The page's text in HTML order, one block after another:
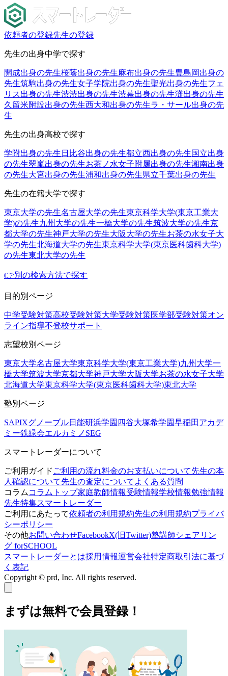
依頼者の登録先生の登録
先生の出身中学で探す
開成出身の先生桜蔭出身の先生麻布出身の先生豊島岡出身の
先生筑駒出身の先生女子学院出身の先生聖光出身の先生フェ
リス出身の先生渋渋出身の先生渋幕出身の先生灘出身の先生
久留米附設出身の先生西大和出身の先生ラ・サール出身の先
生
先生の出身高校で探す
学附出身の先生 日比谷出身の先生都立西出身の先生国立出身
の先生翠嵐出身の先生お茶ノ水女子附属出身の先生湘南出身
の先生大宮出身の先生浦和出身の先生県立千葉出身の先生
先生の在籍大学で探す
東京大学の先生名古屋大学の先生東京科学大学(東京工業大
学)の先生九州大学の先生一橋大学の先生筑波大学の先生京
都大学の先生神戸大学の先生大阪大学の先生お茶の水女子大
学の先生北海道大学の先生東京科学大学(東京医科歯科大学)
の先生東北大学の先生
👉別の検索方法で探す
目的別ページ
中学受験対策高校受験対策大学受験対策医学部受験対策オン
ライン指導不登校サポート
志望校別ページ
東京大学名古屋大学東京科学大学(東京工業大学)九州大学一
橋大学筑波大学京都大学神戸大学大阪大学お茶の水女子大学
北海道大学東京科学大学(東京医科歯科大学)東北大学
塾別ページ
SAPIXグノーブル日能研浜学園 四谷大塚希学園早稲田アカデ
ミー鉄緑会エルカミノ SEG
スマートレーダーについて
ご利用ガイド ご利用の流れ料金のお支払いについて先生の本
人確認について先生の査定について よくある質問
コラム コラムトップ家庭教師情報受験情報学校情報勉強情報
先生特集スマートレーダー
ご利用にあたって依頼者の利用規約先生の利用規約プライバ
シーポリシー
その他お問い合わせFacebookX(旧Twitter)塾講師シェアリン
グ forSCHOOL
スマートレーダーとは採用情報運営会社特定商取引法に基づ
く表記
Copyright © prd, Inc. All rights reserved.
まずは無料で会員登録！